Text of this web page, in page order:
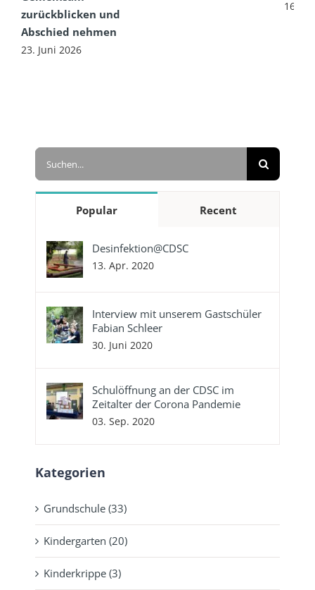
zurückblicken und
Abschied nehmen
23. Juni 2026
16.
Suche
Popular Recent
Desinfektion@CDSC
13. Apr. 2020
Interview mit unserem Gastschüler
Fabian Schleer
30. Juni 2020
Schulöffnung an der CDSC im
Zeitalter der Corona Pandemie
03. Sep. 2020
Kategorien
Grundschule (33)
Kindergarten (20)
Kinderkrippe (3)